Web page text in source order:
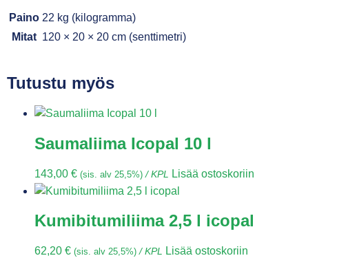
Paino 22 kg (kilogramma)
Mitat 120 × 20 × 20 cm (senttimetri)
Tutustu myös
Saumaliima Icopal 10 l
143,00 € (sis. alv 25,5%) / KPL Lisää ostoskoriin
Kumibitumiliima 2,5 l icopal
62,20 € (sis. alv 25,5%) / KPL Lisää ostoskoriin